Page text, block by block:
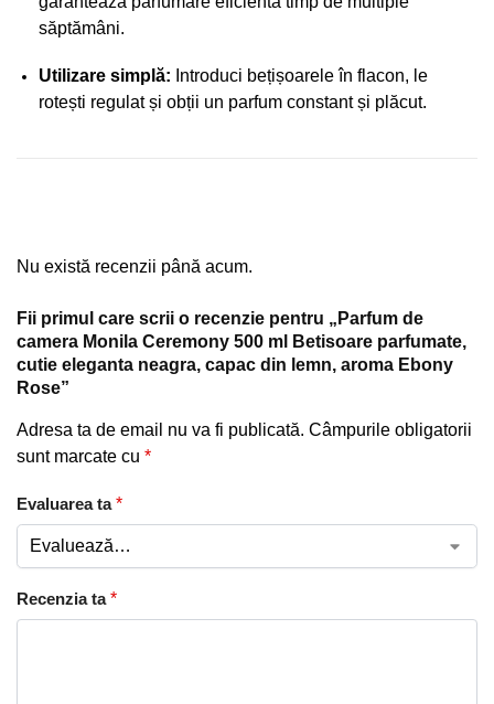
săptămâni.
Utilizare simplă: Introduci bețișoarele în flacon, le
rotești regulat și obții un parfum constant și plăcut.
Nu există recenzii până acum.
Fii primul care scrii o recenzie pentru „Parfum de
camera Monila Ceremony 500 ml Betisoare parfumate,
cutie eleganta neagra, capac din lemn, aroma Ebony
Rose”
Adresa ta de email nu va fi publicată. Câmpurile obligatorii
sunt marcate cu *
Evaluarea ta*
Recenzia ta*